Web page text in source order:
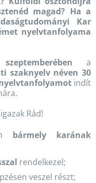
magad? Ha a
Kar
nyelvtanfolyama
a
szaknyelv néven 30
indít
Rád!
bármely karának
rendelkezel;
veszel részt;